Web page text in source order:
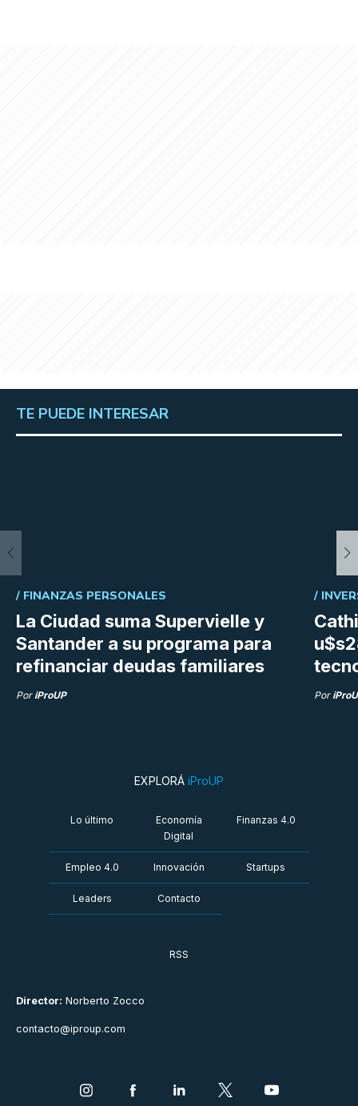
TE PUEDE INTERESAR
La Ciudad suma Supervielle y
Santander a su programa para
refinanciar deudas familiares
/ FINANZAS PERSONALES
Por iProUP
/
Por
Director: Norberto Zocco
contacto@iproup.com
EXPLORÁ iProUP
Lo último
Economía
Digital
Finanzas 4.0
Empleo 4.0 Innovación Startups
Leaders Contacto
RSS